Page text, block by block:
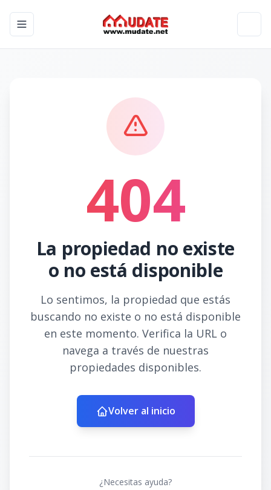
Toggle navigation menu
404
La propiedad no existe
o no está disponible
Lo sentimos, la propiedad que estás
buscando no existe o no está disponible
en este momento. Verifica la URL o
navega a través de nuestras
propiedades disponibles.
Volver al inicio
¿Necesitas ayuda?